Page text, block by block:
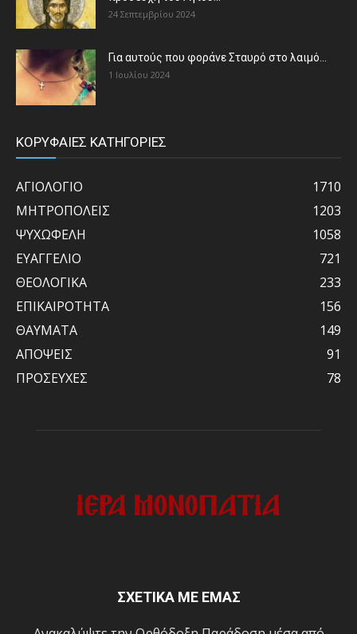
24 Σεπτεμβρίου 2024
Για αυτούς που φοράνε Σταυρό στο λαιμό…
1 Ιουλίου 2024
ΚΟΡΥΦΑΙΕΣ ΚΑΤΗΓΟΡΙΕΣ
ΑΓΙΟΛΟΓΙΟ
1710
ΜΗΤΡΟΠΟΛΕΙΣ
1203
ΨΥΧΩΦΕΛΗ
1058
ΕΥΑΓΓΕΛΙΟ
721
ΘΕΟΛΟΓΙΚΑ
233
ΕΠΙΚΑΙΡΟΤΗΤΑ
156
ΘΑΥΜΑΤΑ
149
ΑΠΟΨΕΙΣ
91
ΠΡΟΣΕΥΧΕΣ
78
ΣΧΕΤΙΚΑ ΜΕ ΕΜΑΣ